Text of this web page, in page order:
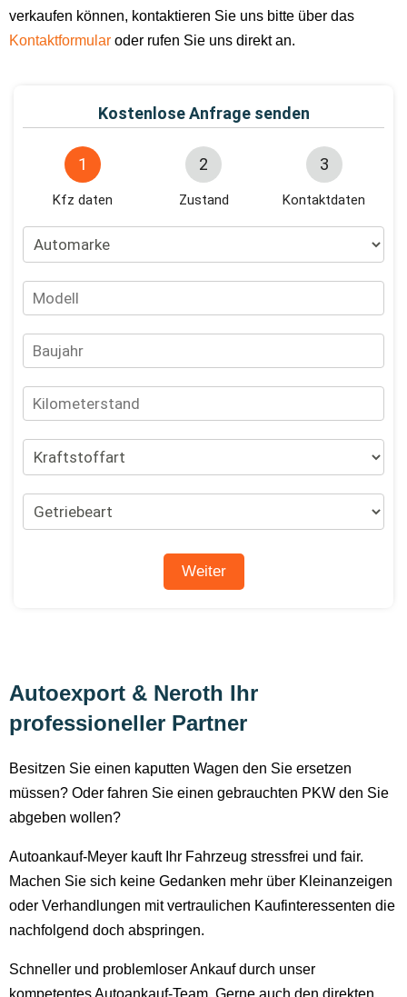
verkaufen können, kontaktieren Sie uns bitte über das
Kontaktformular oder rufen Sie uns direkt an.
Autoexport & Neroth Ihr
professioneller Partner
Besitzen Sie einen kaputten Wagen den Sie ersetzen
müssen? Oder fahren Sie einen gebrauchten PKW den Sie
abgeben wollen?
Autoankauf-Meyer kauft Ihr Fahrzeug stressfrei und fair.
Machen Sie sich keine Gedanken mehr über Kleinanzeigen
oder Verhandlungen mit vertraulichen Kaufinteressenten die
nachfolgend doch abspringen.
Schneller und problemloser Ankauf durch unser
kompetentes Autoankauf-Team. Gerne auch den direkten